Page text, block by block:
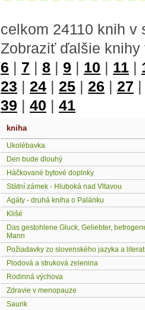
celkom 24110 knih v
Zobraziť ďalšie
6 | 7 | 8 | 9 | 10 | 11 |
23 | 24 | 25 | 26 | 27
39 | 40 | 41
kniha
Ukolébavka
Den bude dlouhý
Háčkované bytové doplnky
Státní zámek - Hluboká nad Vltavou
Agáty - druhá kniha o Palánku
Klišé
Das gestohlene Gluck, Geliebter,
Mann
Požiadavky zo slovenského jazyka a
Plodová a struková zelenina
Rodinná výchova
Zdravie v menopauze
Saurik